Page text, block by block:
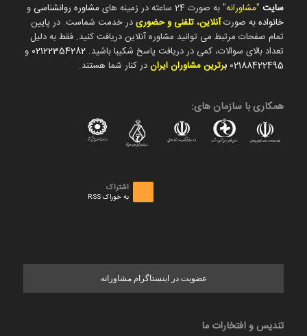
سایت"مشاورانه" به صورت 24 ساعته در زمینه های مشاوره روانشناسی و
خانوادهبه صورتآنلاین، تلفنی و حضوریدر خدمت شماست. در پایین
تمام صفحات مرتبط می توانید مشاوره آنلاین دریافت کنید. فقط به دلیل
تعداد بالای سوالات، کمی در دریافت پاسخ شکیبا باشید. 02122354282 و
02188422495 برترین مشاوران ایراندر کنار شما هستند.
همکاری با سازمان های:
اشتراک
به خوراک RSS
عضویت در اینستاگرام مشاورانه
تندیس و افتخارات ما